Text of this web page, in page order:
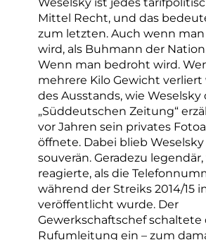
Mittel Recht, und das
zum letzten. Auch wenn
wird, als Buhmann der
Wenn man bedroht wird.
mehrere Kilo Gewicht
des Ausstands, wie Weselsky
„Süddeutschen Zeitung“
vor Jahren sein privates
öffnete. Dabei blieb
souverän. Geradezu
reagierte, als die
während der Streiks 2014/15
veröffentlicht wurde. Der
Gewerkschaftschef schaltete
Rufumleitung ein – zum